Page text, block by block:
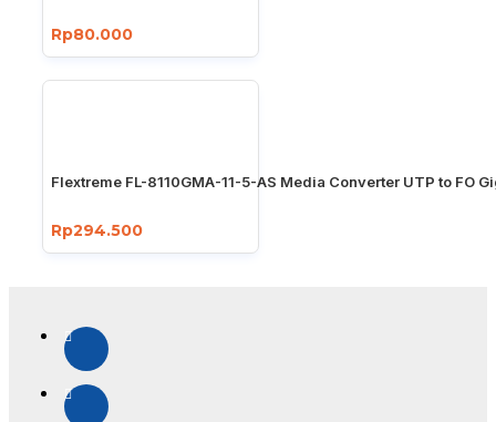
Rp80.000
Flextreme FL-8110GMA-11-5-AS Media Converter UTP to FO
Rp294.500